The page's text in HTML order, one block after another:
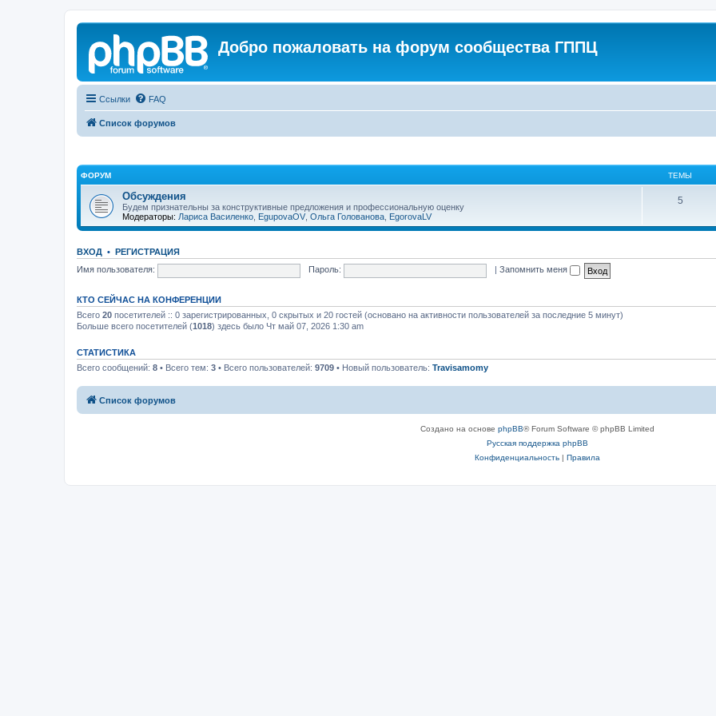
Добро пожаловать на форум сообщества ГППЦ
Ссылки FAQ
Список форумов
ФОРУМ ТЕМЫ
Обсуждения
Будем признательны за конструктивные предложения и профессиональную оценку
Модераторы: Лариса Василенко EgupovaOV, Ольга Голованова EgorovaLV
5
ВХОД • РЕГИСТРАЦИЯ
Имя пользователя:
Пароль: Запомнить меня
КТО СЕЙЧАС НА КОНФЕРЕНЦИИ
Всего 20 посетителей :: 0 зарегистрированных, 0 скрытых и 20 гостей (основано на активности пользователей за последние 5 минут)
Больше всего посетителей (1018) здесь было Чт май 07, 2026 1:30 am
СТАТИСТИКА
Всего сообщений: 8 • Всего тем: 3 • Всего пользователей: 9709 • Новый пользователь: Travisamomy
Список форумов
Создано на основе phpBB® Forum Software © phpBB Limited
Русская поддержка phpBB
Конфиденциальность| Правила